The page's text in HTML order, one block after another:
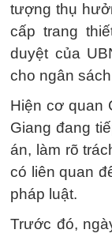
tượng thụ
cấp trang
duyệt của
cho ngân
Hiện cơ quan
Giang đang
án, làm rõ
có liên quan
pháp luật.
Trước đó,